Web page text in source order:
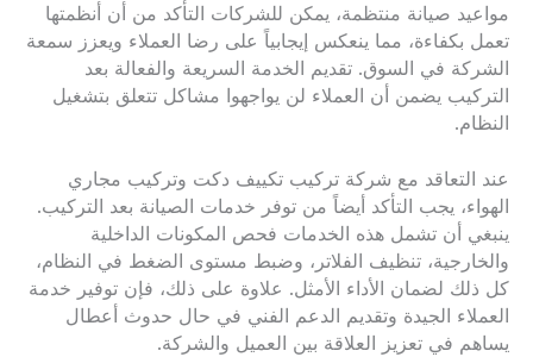
مواعيد صيانة منتظمة، يمكن للشركات التأكد من أن أنظمتها
تعمل بكفاءة، مما ينعكس إيجابياً على رضا العملاء ويعزز سمعة
الشركة في السوق. تقديم الخدمة السريعة والفعالة بعد
التركيب يضمن أن العملاء لن يواجهوا مشاكل تتعلق بتشغيل
النظام.
عند التعاقد مع شركة تركيب تكييف دكت وتركيب مجاري
الهواء، يجب التأكد أيضاً من توفر خدمات الصيانة بعد التركيب.
ينبغي أن تشمل هذه الخدمات فحص المكونات الداخلية
والخارجية، تنظيف الفلاتر، وضبط مستوى الضغط في النظام،
كل ذلك لضمان الأداء الأمثل. علاوة على ذلك، فإن توفير خدمة
العملاء الجيدة وتقديم الدعم الفني في حال حدوث أعطال
يساهم في تعزيز العلاقة بين العميل والشركة.